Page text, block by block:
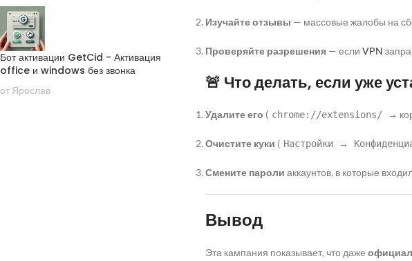
Бот активации GetCid - Активация
office и windows без звонка
от Ярослав
Изучайте отзывы — массовые жалобы на
Проверяйте разрешения — еслиVPN
🚨 Что делать, если уже
Удалите его ( chrome://extensions/ →
Очистите куки ( Настройки →
Смените пароли аккаунтов, в которые
Вывод
Эта кампания показывает, что даже